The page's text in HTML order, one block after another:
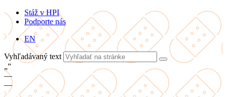
Stáž v HPI
Podporte nás
EN
Vyhľadávaný text
„”
—
—